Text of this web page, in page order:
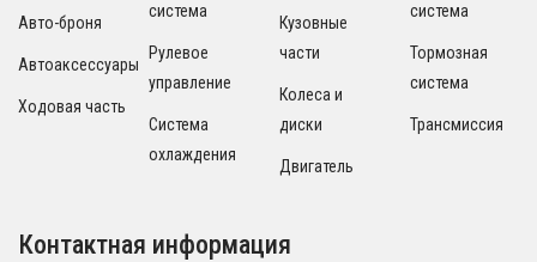
Авто-броня
Автоаксессуары
Ходовая часть
система
Рулевое
управление
Система
охлаждения
Кузовные
части
Колеса и
диски
Двигатель
система
Тормозная
система
Трансмиссия
Контактная информация